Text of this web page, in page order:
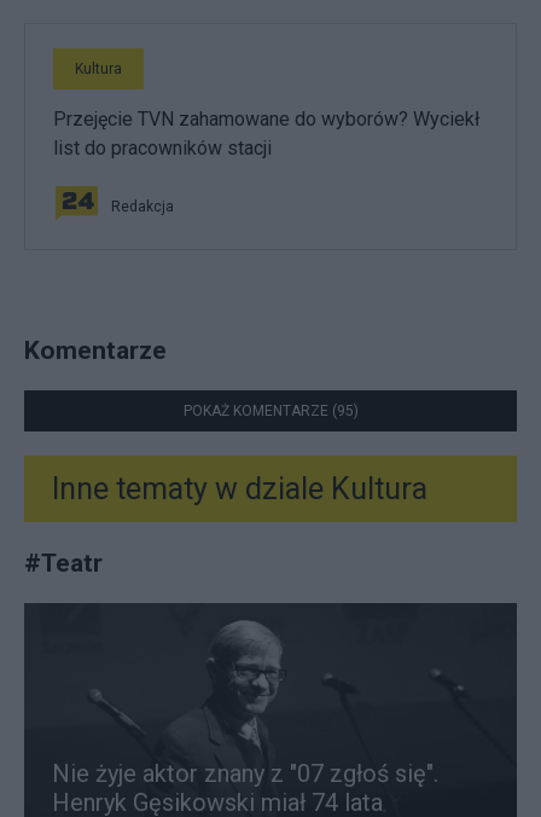
Kultura
Przejęcie TVN zahamowane do wyborów? Wyciekł
list do pracowników stacji
Redakcja
Komentarze
POKAŻ KOMENTARZE (95)
Inne tematy w dziale Kultura
#Teatr
Nie żyje aktor znany z "07 zgłoś się".
Henryk Gęsikowski miał 74 lata